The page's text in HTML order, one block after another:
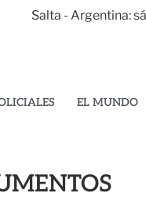
Salta - Argentina:
EL MUNDO